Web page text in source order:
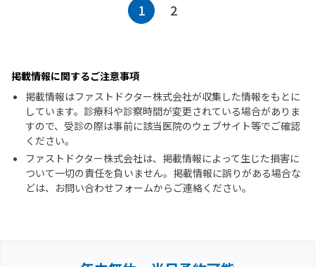
1 2
掲載情報に関するご注意事項
掲載情報はファストドクター株式会社が収集した情報をもとに
しています。診療科や診察時間が変更されている場合がありま
すので、受診の際は事前に該当医院のウェブサイト等でご確認
ください。
ファストドクター株式会社は、掲載情報によって生じた損害に
ついて一切の責任を負いません。掲載情報に誤りがある場合な
どは、お問い合わせフォームからご連絡ください。